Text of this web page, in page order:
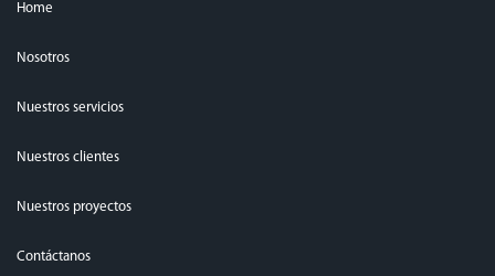
Home
Nosotros
Nuestros servicios
Nuestros clientes
Nuestros proyectos
Contáctanos